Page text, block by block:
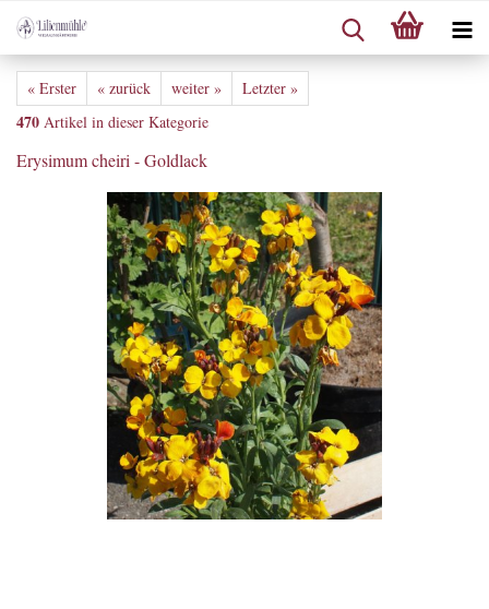
« Erster « zurück weiter » Letzter »
470 Artikel in dieser Kategorie
Erysimum cheiri - Goldlack